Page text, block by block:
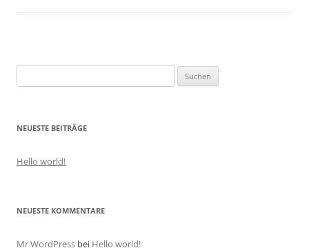
nach:
NEUESTE BEITRÄGE
Hello world!
NEUESTE KOMMENTARE
Mr WordPress bei Hello world!